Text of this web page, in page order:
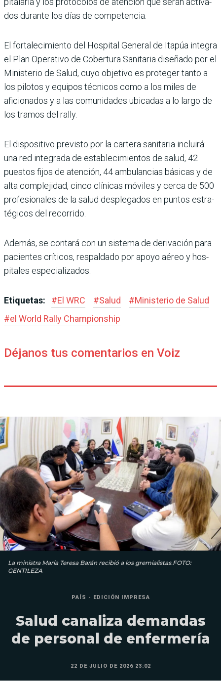
dos durante los días de com­petencia.
El fortalecimiento del Hos­pital General de Itapúa inte­gra
el Plan Operativo de Cobertura Sanitaria dise­ñado por el
Ministerio de Salud, cuyo objetivo es pro­teger tanto a
los pilotos y equipos técnicos como a los miles de
aficionados y a las comunidades ubicadas a lo largo de
los tramos del rally.
El dispositivo previsto por la cartera sanitaria incluirá:
una red integrada de esta­blecimientos de salud, 42
puestos fijos de atención, 44 ambulancias básicas y de
alta complejidad, cinco clínicas móviles y cerca de 500
profesionales de la salud desplegados en puntos estra­
tégicos del recorrido.
Además, se contará con un sistema de derivación para
pacientes críticos, respal­dado por apoyo aéreo y hos­
pitales especializados.
Etiquetas: #El WRC #Salud #Ministerio de Salud
#el World Rally Champions­hip
Déjanos tus comentarios en Voiz
La ministra María Teresa Barán recibió a los gremialistas.FOTO:
GENTILEZA
PAÍS - EDICIÓN IMPRESA
Salud canaliza demandas
de personal de enfermería
22 DE JULIO DE 2026 23:02